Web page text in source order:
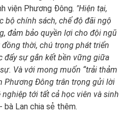
viện Phương Đông. "Hiện tại,
bộ chính sách, chế độ đãi ngộ
đảm bảo quyền lợi cho đội ngũ
thời, chú trọng phát triển
đẩy sự gắn kết bền vững giữa
Và với mong muốn “trải thảm
Phương Đông trân trọng gửi lời
tới tất cả học viên và sinh
bà Lan chia sẻ thêm.